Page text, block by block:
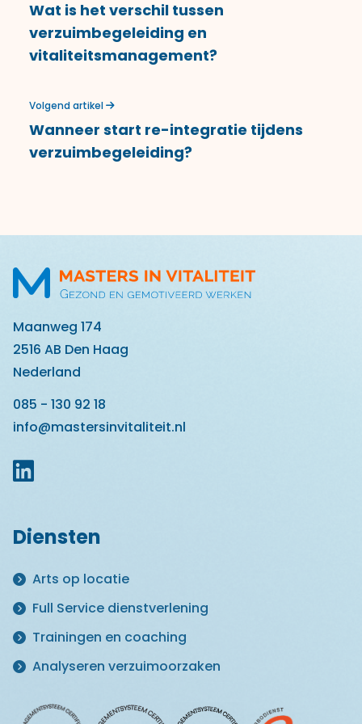
Wat is het verschil tussen
verzuimbegeleiding en
vitaliteitsmanagement?
Volgend artikel
Wanneer start re-integratie tijdens
verzuimbegeleiding?
Maanweg 174
2516 AB Den Haag
Nederland
085 - 130 92 18
info@mastersinvitaliteit.nl
Diensten
Arts op locatie
Full Service dienstverlening
Trainingen en coaching
Analyseren verzuimoorzaken